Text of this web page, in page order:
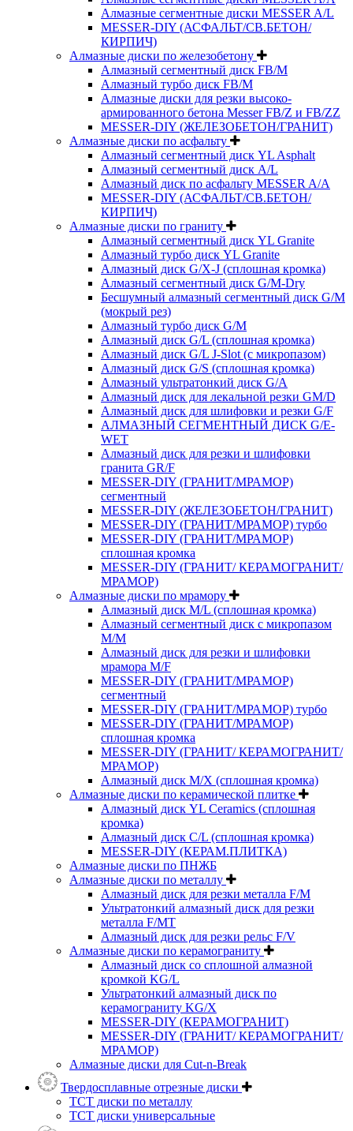
Алмазные сегментные диски MESSER A/L
MESSER-DIY (АСФАЛЬТ/СВ.БЕТОН/
КИРПИЧ)
Алмазные диски по железобетону
Алмазный сегментный диск FB/M
Алмазный турбо диск FB/M
Алмазные диски для резки высоко-
армированного бетона Messer FB/Z и FB/ZZ
MESSER-DIY (ЖЕЛЕЗОБЕТОН/ГРАНИТ)
Алмазные диски по асфальту
Алмазный сегментный диск YL Asphalt
Алмазный сегментный диск A/L
Алмазный диск по асфальту MESSER A/A
MESSER-DIY (АСФАЛЬТ/СВ.БЕТОН/
КИРПИЧ)
Алмазные диски по граниту
Алмазный сегментный диск YL Granite
Алмазный турбо диск YL Granite
Алмазный диск G/X-J (сплошная кромка)
Алмазный сегментный диск G/M-Dry
Бесшумный алмазный сегментный диск G/M
(мокрый рез)
Алмазный турбо диск G/M
Алмазный диск G/L (сплошная кромка)
Алмазный диск G/L J-Slot (с микропазом)
Алмазный диск G/S (сплошная кромка)
Алмазный ультратонкий диск G/A
Алмазный диск для лекальной резки GM/D
Алмазный диск для шлифовки и резки G/F
АЛМАЗНЫЙ СЕГМЕНТНЫЙ ДИСК G/E-
WET
Алмазный диск для резки и шлифовки
гранита GR/F
MESSER-DIY (ГРАНИТ/МРАМОР)
сегментный
MESSER-DIY (ЖЕЛЕЗОБЕТОН/ГРАНИТ)
MESSER-DIY (ГРАНИТ/МРАМОР) турбо
MESSER-DIY (ГРАНИТ/МРАМОР)
сплошная кромка
MESSER-DIY (ГРАНИТ/ КЕРАМОГРАНИТ/
МРАМОР)
Алмазные диски по мрамору
Алмазный диск M/L (сплошная кромка)
Алмазный сегментный диск с микропазом
M/M
Алмазный диск для резки и шлифовки
мрамора M/F
MESSER-DIY (ГРАНИТ/МРАМОР)
сегментный
MESSER-DIY (ГРАНИТ/МРАМОР) турбо
MESSER-DIY (ГРАНИТ/МРАМОР)
сплошная кромка
MESSER-DIY (ГРАНИТ/ КЕРАМОГРАНИТ/
МРАМОР)
Алмазный диск M/X (сплошная кромка)
Алмазные диски по керамической плитке
Алмазный диск YL Ceramics (сплошная
кромка)
Алмазный диск C/L (сплошная кромка)
MESSER-DIY (КЕРАМ.ПЛИТКА)
Алмазные диски по ПНЖБ
Алмазные диски по металлу
Алмазный диск для резки металла F/M
Ультратонкий алмазный диск для резки
металла F/MT
Алмазный диск для резки рельс F/V
Алмазные диски по керамограниту
Алмазный диск со сплошной алмазной
кромкой KG/L
Ультратонкий алмазный диск по
керамограниту KG/X
MESSER-DIY (КЕРАМОГРАНИТ)
MESSER-DIY (ГРАНИТ/ КЕРАМОГРАНИТ/
МРАМОР)
Алмазные диски для Cut-n-Break
Твердосплавные отрезные диски
ТСТ диски по металлу
ТСТ диски универсальные